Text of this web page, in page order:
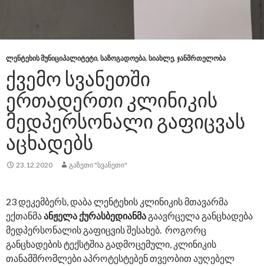
ᲚᲔᲜᲢᲔᲮᲘᲡ ᲛᲣᲜᲘᲪᲘᲞᲐᲚᲘᲢᲔᲢᲘ, ᲡᲐᲖᲝᲒᲐᲓᲝᲔᲑᲐ, ᲡᲘᲐᲮᲚᲔ, ᲯᲐᲜᲛᲠᲗᲔᲚᲝᲑᲐ
ᲥᲕᲔᲛᲝ ᲡᲕᲐᲜᲔᲗᲨᲘ
ᲔᲠᲗᲐᲓᲔᲠᲗᲘ ᲙᲚᲘᲜᲘᲙᲘᲡ
ᲛᲔᲓᲞᲔᲠᲡᲝᲜᲐᲚᲘ ᲒᲐᲤᲘᲪᲕᲐᲡ
ᲐᲪᲮᲐᲓᲔᲑᲡ
23.12.2020 ᲒᲐᲖᲔᲗᲘ "ᲡᲕᲐᲜᲔᲗᲘ"
23 დეკემბერს, დაბა ლენტეხის კლინიკის მთავარმა
ექთანმაანჟელა ქურასბედიანმაგაავრცელა განცხადება
მედპერსონალის გაფიცვის შესახებ. როგორც
განცხადების ტექსტშია გადმოცემული, კლინიკის
თანამშრომლები აპროტესტებენ თვეობით აუღებელ